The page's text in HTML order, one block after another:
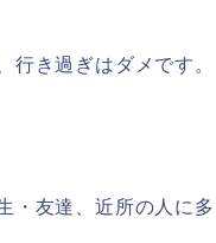
行き過ぎはダメです。
・友達、近所の人に多